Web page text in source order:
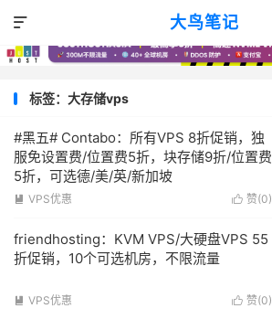
大鸟笔记

标签：大存储vps
#黑五# Contabo：所有VPS 8折促销，独
服免设置费/位置费5折，块存储9折/位置费
5折，可选德/美/英/新加坡
 赞(0)
 VPS优惠
friendhosting：KVM VPS/大硬盘VPS 55
折促销，10个可选机房，不限流量
 赞(0)
 VPS优惠